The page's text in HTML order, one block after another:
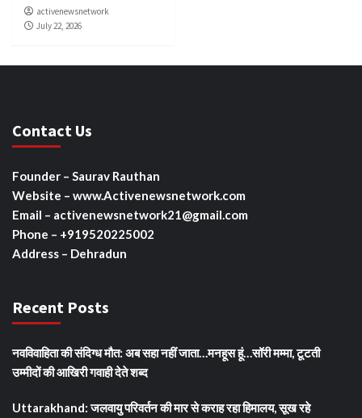
activenewsnetwork
July 22, 2026
Contact Us
Founder – Saurav Rauthan
Website – www.Activenewsnetwork.com
Email – activenewsnetwork21@gmail.com
Phone – +919520225002
Address – Dehradun
Recent Posts
नवविवाहिता की संदिग्ध मौत: अब सहा नहीं जाता…मनहूस हूं…सॉरी मम्मा, टूटती
उम्मीदों की आखिरी गवाही देते शब्द
Uttarakhand: जलवायु परिवर्तन की मार से कराह रहा हिमालय, सूख रहे